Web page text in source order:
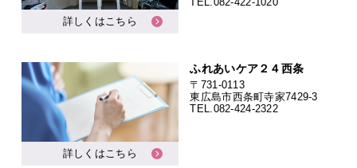
詳しくはこちら
詳しくはこちら
ふれあいケア２４西条
〒731-0113
東広島市西条町寺家7429-3
TEL.082-424-2322